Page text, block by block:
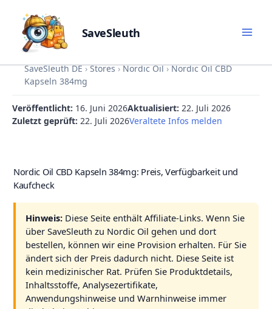
content
SaveSleuth
SaveSleuth DE › Stores › Nordic Oil › Nordic Oil CBD
Kapseln 384mg
Veröffentlicht: 16. Juni 2026Aktualisiert: 22. Juli 2026
Zuletzt geprüft: 22. Juli 2026Veraltete Infos melden
Nordic Oil CBD Kapseln 384mg: Preis, Verfügbarkeit und
Kaufcheck
Hinweis:Diese Seite enthält Affiliate-Links. Wenn Sie
über SaveSleuth zu Nordic Oil gehen und dort
bestellen, können wir eine Provision erhalten. Für Sie
ändert sich der Preis dadurch nicht. Diese Seite ist
kein medizinischer Rat. Prüfen Sie Produktdetails,
Inhaltsstoffe, Analysezertifikate,
Anwendungshinweise und Warnhinweise immer